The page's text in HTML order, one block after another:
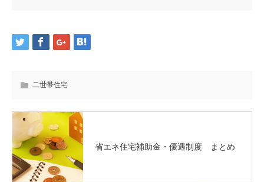
二世帯住宅
省エネ住宅補助金・優遇制度 まとめ